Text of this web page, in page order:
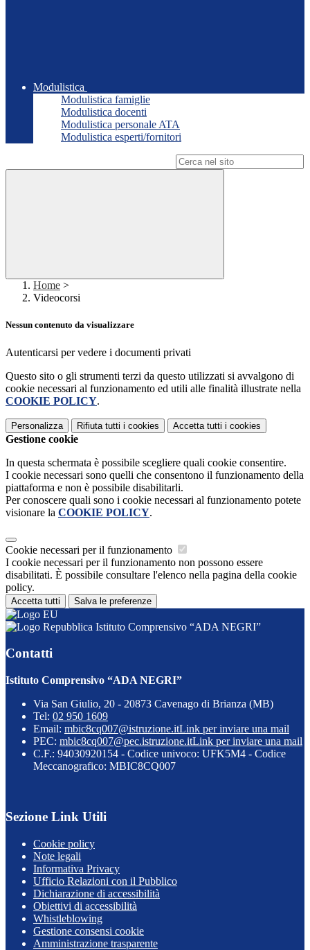
Modulistica
Modulistica famiglie
Modulistica docenti
Modulistica personale ATA
Modulistica esperti/fornitori
Home >
Videocorsi
Nessun contenuto da visualizzare
Autenticarsi per vedere i documenti privati
Questo sito o gli strumenti terzi da questo utilizzati si avvalgono di
cookie necessari al funzionamento ed utili alle finalità illustrate nella
COOKIE POLICY.
Personalizza Rifiuta tutti i cookies Accetta tutti i cookies
Gestione cookie
In questa schermata è possibile scegliere quali cookie consentire.
I cookie necessari sono quelli che consentono il funzionamento della
piattaforma e non è possibile disabilitarli.
Per conoscere quali sono i cookie necessari al funzionamento potete
visionare la COOKIE POLICY.
Cookie necessari per il funzionamento
I cookie necessari per il funzionamento non possono essere
disabilitati. È possibile consultare l'elenco nella pagina della cookie
policy.
Accetta tutti Salva le preferenze
Istituto Comprensivo “ADA NEGRI”
Contatti
Istituto Comprensivo “ADA NEGRI”
Via San Giulio, 20 - 20873 Cavenago di Brianza (MB)
Tel: 02 950 1609
Email: mbic8cq007@istruzione.itLink per inviare una mail
PEC: mbic8cq007@pec.istruzione.itLink per inviare una mail
C.F.: 94030920154 - Codice univoco: UFK5M4 - Codice
Meccanografico: MBIC8CQ007
Sezione Link Utili
Cookie policy
Note legali
Informativa Privacy
Ufficio Relazioni con il Pubblico
Dichiarazione di accessibilità
Obiettivi di accessibilità
Whistleblowing
Gestione consensi cookie
Amministrazione trasparente